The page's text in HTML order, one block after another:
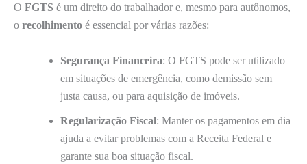
O FGTS é um direito do trabalhador e, mesmo para autônomos,
o recolhimento é essencial por várias razões:
Segurança Financeira: O FGTS pode ser utilizado
em situações de emergência, como demissão sem
justa causa, ou para aquisição de imóveis.
Regularização Fiscal: Manter os pagamentos em dia
ajuda a evitar problemas com a Receita Federal e
garante sua boa situação fiscal.